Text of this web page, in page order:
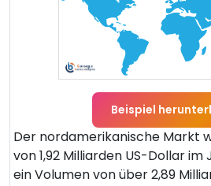
Beispiel
Der nordamerikanische Markt
von 1,92 Milliarden US-Dollar im
ein Volumen von über 2,89